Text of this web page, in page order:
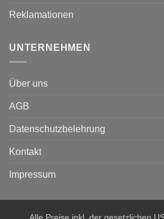
Reklamationen
UNTERNEHMEN
Über uns
AGB
Datenschutzbelehrung
Kontakt
Impressum
Alle Preise inkl. der gesetzlichen